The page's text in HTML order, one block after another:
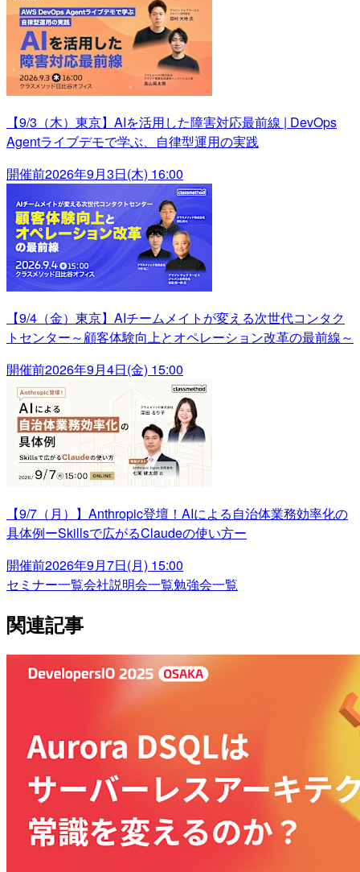
【9/3（木）東京】AIを活用した障害対応最前線 | DevOps
Agentライブデモで学ぶ、自律型運用の実践
開催前2026年9月3日(木) 16:00
【9/4（金）東京】AIチームメイトが変える次世代コンタク
トセンター～顧客体験向上とオペレーション改革の最前線～
開催前2026年9月4日(金) 15:00
【9/7（月）】Anthropic登壇！AIによる自治体業務効率化の
具体例ーSkillsで広がるClaudeの使い方ー
開催前2026年9月7日(月) 15:00
セミナー一覧会社説明会一覧勉強会一覧
関連記事